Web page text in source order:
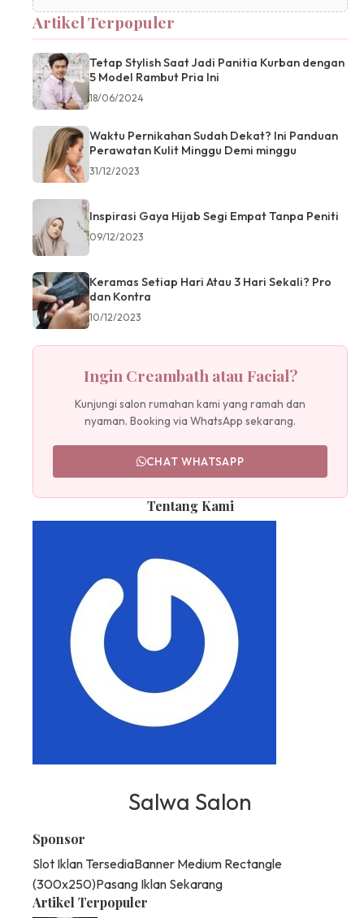
Artikel Terpopuler
Tetap Stylish Saat Jadi Panitia Kurban dengan
5 Model Rambut Pria Ini
18/06/2024
Waktu Pernikahan Sudah Dekat? Ini Panduan
Perawatan Kulit Minggu Demi minggu
31/12/2023
Inspirasi Gaya Hijab Segi Empat Tanpa Peniti
09/12/2023
Keramas Setiap Hari Atau 3 Hari Sekali? Pro
dan Kontra
10/12/2023
Ingin Creambath atau Facial?
Kunjungi salon rumahan kami yang ramah dan
nyaman. Booking via WhatsApp sekarang.
CHAT WHATSAPP
Tentang Kami
Salwa Salon
Sponsor
Slot Iklan TersediaBanner Medium Rectangle
(300x250)Pasang Iklan Sekarang
Artikel Terpopuler